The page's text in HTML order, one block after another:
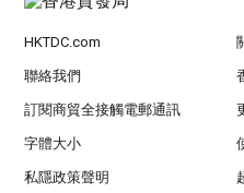
HKTDC.com
聯絡我們
訂閱商貿全接觸電郵通訊
字體大小
私隱政策聲明